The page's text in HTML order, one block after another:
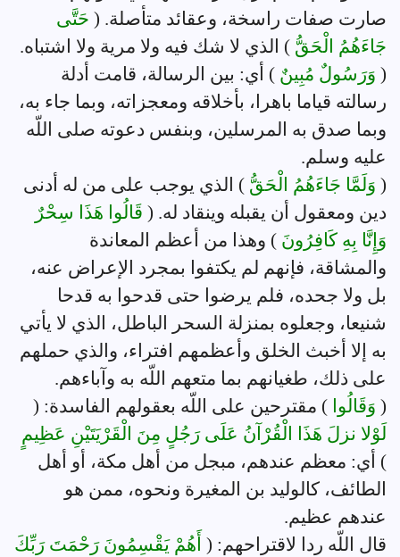
صارت صفات راسخة، وعقائد متأصلة. ( حَتَّى
جَاءَهُمُ الْحَقُّ ) الذي لا شك فيه ولا مرية ولا اشتباه.
( وَرَسُولٌ مُبِينٌ ) أي: بين الرسالة، قامت أدلة
رسالته قياما باهرا، بأخلاقه ومعجزاته، وبما جاء به،
وبما صدق به المرسلين، وبنفس دعوته صلى اللّه
عليه وسلم.
( وَلَمَّا جَاءَهُمُ الْحَقُّ ) الذي يوجب على من له أدنى
دين ومعقول أن يقبله وينقاد له. ( قَالُوا هَذَا سِحْرٌ
وَإِنَّا بِهِ كَافِرُونَ ) وهذا من أعظم المعاندة
والمشاقة، فإنهم لم يكتفوا بمجرد الإعراض عنه،
بل ولا جحده، فلم يرضوا حتى قدحوا به قدحا
شنيعا، وجعلوه بمنزلة السحر الباطل، الذي لا يأتي
به إلا أخبث الخلق وأعظمهم افتراء، والذي حملهم
على ذلك، طغيانهم بما متعهم اللّه به وآباءهم.
( وَقَالُوا ) مقترحين على اللّه بعقولهم الفاسدة: (
لَوْلا نزلَ هَذَا الْقُرْآنُ عَلَى رَجُلٍ مِنَ الْقَرْيَتَيْنِ عَظِيمٍ
) أي: معظم عندهم، مبجل من أهل مكة، أو أهل
الطائف، كالوليد بن المغيرة ونحوه، ممن هو
عندهم عظيم.
قال اللّه ردا لاقتراحهم: ( أَهُمْ يَقْسِمُونَ رَحْمَتَ رَبِّكَ